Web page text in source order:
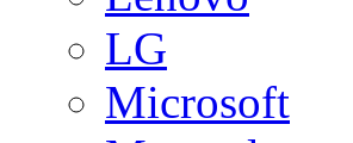
LG
Microsoft